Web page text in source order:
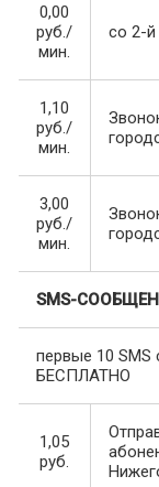
0,00
руб./
мин.
со 2-
1,10
руб./
мин.
3,00
руб./
мин.
SMS-
первые 10
БЕСПЛАТНО
1,05
руб.